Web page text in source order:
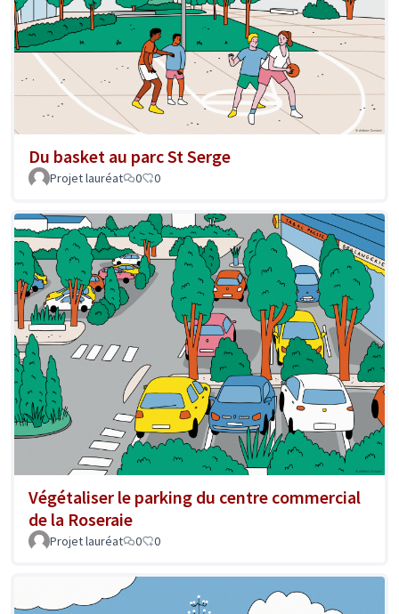
Du basket au parc St Serge
Projet lauréat 0 0
Végétaliser le parking du centre commercial
de la Roseraie
Projet lauréat 0 0